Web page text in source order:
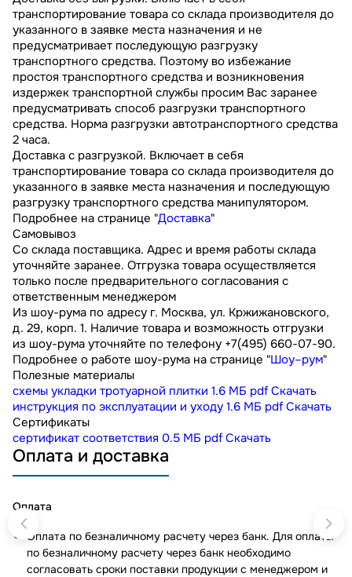
транспортирование товара со склада производителя до
указанного в заявке места назначения и не
предусматривает последующую разгрузку
транспортного средства. Поэтому во избежание
простоя транспортного средства и возникновения
издержек транспортной службы просим Вас заранее
предусматривать способ разгрузки транспортного
средства. Норма разгрузки автотранспортного средства
2 часа.
Доставка с разгрузкой. Включает в себя
транспортирование товара со склада производителя до
указанного в заявке места назначения и последующую
разгрузку транспортного средства манипулятором.
Подробнее на странице "Доставка"
Самовывоз
Со склада поставщика. Адрес и время работы склада
уточняйте заранее. Отгрузка товара осуществляется
только после предварительного согласования с
ответственным менеджером
Из шоу-рума по адресу г. Москва, ул. Кржижановского,
д. 29, корп. 1. Наличие товара и возможность отгрузки
из шоу-рума уточняйте по телефону +7(495) 660-07-90.
Подробнее о работе шоу-рума на странице "Шоу–рум"
Полезные материалы
схемы укладки тротуарной плитки 1.6 МБ pdf Скачать
инструкция по эксплуатации и уходу 1.6 МБ pdf Скачать
Сертификаты
сертификат соответствия 0.5 МБ pdf Скачать
Оплата и доставка
Оплата
Оплата по безналичному расчету через банк. Для оплаты
по безналичному расчету через банк необходимо
согласовать сроки поставки продукции с менеджером и